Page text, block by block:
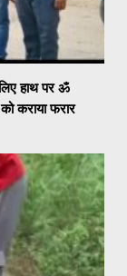
हाथ पर ॐ
कराया फरार